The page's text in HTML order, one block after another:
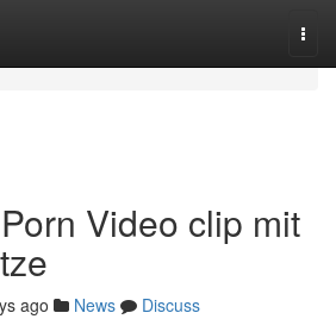
Video clip mit
ago News
Discuss